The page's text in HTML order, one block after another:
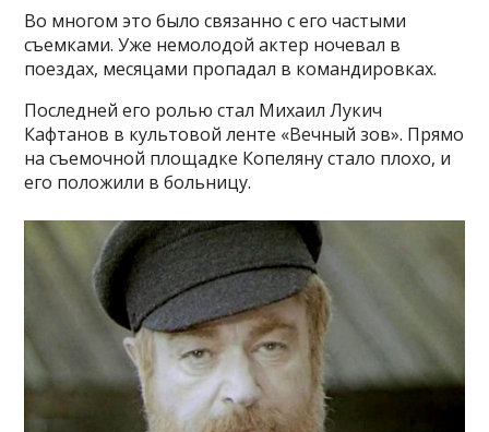
Во многом это было связанно с его частыми
съемками. Уже немолодой актер ночевал в
поездах, месяцами пропадал в командировках.
Последней его ролью стал Михаил Лукич
Кафтанов в культовой ленте «Вечный зов». Прямо
на съемочной площадке Копеляну стало плохо, и
его положили в больницу.